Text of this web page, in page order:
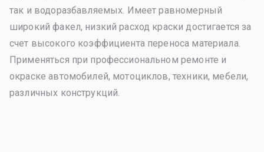
так и водоразбавляемых. Имеет равномерный
широкий факел, низкий расход краски достигается за
счет высокого коэффициента переноса материала.
Применяться при профессиональном ремонте и
окраске автомобилей, мотоциклов, техники, мебели,
различных конструкций.